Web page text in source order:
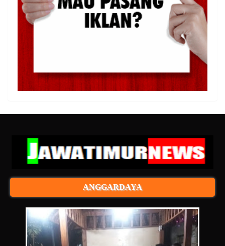
ANGGARDAYA